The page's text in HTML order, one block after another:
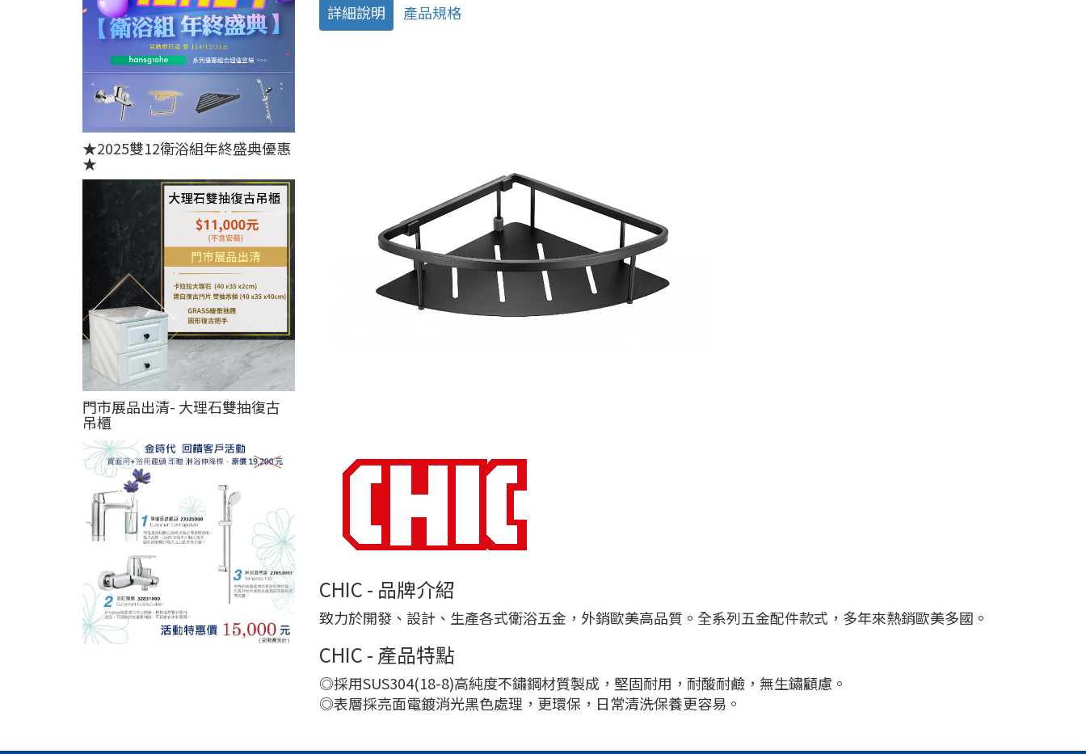
★2025雙12衛浴組年終盛典優惠
★
門市展品出清- 大理石雙抽復古
吊櫃
詳細說明 產品規格
CHIC - 品牌介紹
致力於開發、設計、生產各式衛浴五金，外銷歐美高品質。全系列五金配件款式，多年來熱銷歐美多國。
CHIC - 產品特點
◎採用SUS304(18-8)高純度不鏽鋼材質製成，堅固耐用，耐酸耐鹼，無生鏽顧慮。
◎表層採亮面電鍍消光黑色處理，更環保，日常清洗保養更容易。